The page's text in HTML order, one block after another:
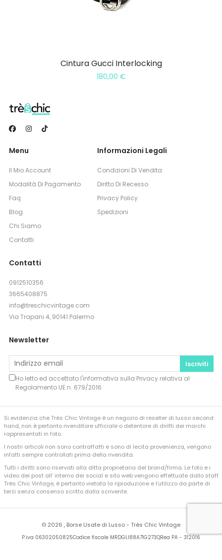
Cintura Gucci Interlocking
180,00 €
Menu
Il Mio Account
Modalità Di Pagamento
Faq
Blog
Chi Siamo
Contatti
Informazioni Legali
Condizioni Di Vendita
Diritto Di Recesso
Privacy Policy
Spedizioni
Contatti
0912510356
3665408875
info@treschicvintage.com
Via Trapani 4, 90141 Palermo
Newsletter
Iscriviti
Ho letto ed accettato l'informativa sulla Privacyrelativa al
Regolamento UE n. 679/2016
Si evidenzia che Très Chic Vintage è un negozio di reseller di lusso second
hand, non è pertanto rivenditore ufficiale o detentore di diritti dei marchi
rappresentati in foto.
I nostri articoli non sono contraffatti e sono di lecita provenienza, vengono
infatti sempre controllati prima della rivendita.
Tutti i diritti sono riservati alla ditta proprietaria del brand/firma. Le foto e i
video dei post all’ interno dei social e sito web vengono effettuate dallo staff
Très Chic Vintage, è pertanto vietata la riproduzione e l’utilizzo da parte di
terzi senza consenso scritto dalla scrivente.
© 2026 , Borse Usate di Lusso - Très Chic Vintage
P.iva 06302050825Codice fiscale MRDGLI88A71G273QRea PA - 312016